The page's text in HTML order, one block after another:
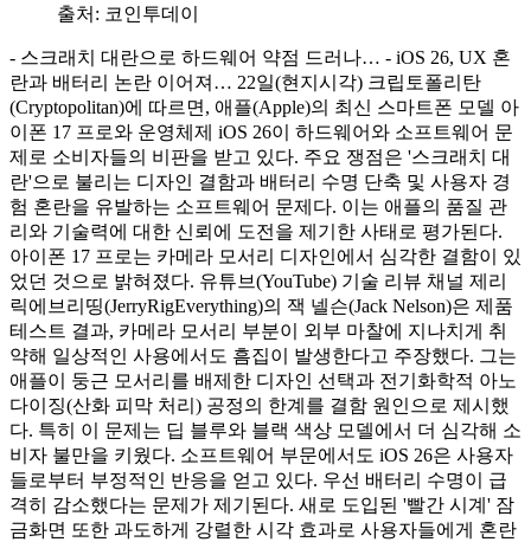
출처: 코인투데이
- 스크래치 대란으로 하드웨어 약점 드러나… - iOS 26, UX 혼
란과 배터리 논란 이어져… 22일(현지시각) 크립토폴리탄
(Cryptopolitan)에 따르면, 애플(Apple)의 최신 스마트폰 모델 아
이폰 17 프로와 운영체제 iOS 26이 하드웨어와 소프트웨어 문
제로 소비자들의 비판을 받고 있다. 주요 쟁점은 '스크래치 대
란'으로 불리는 디자인 결함과 배터리 수명 단축 및 사용자 경
험 혼란을 유발하는 소프트웨어 문제다. 이는 애플의 품질 관
리와 기술력에 대한 신뢰에 도전을 제기한 사태로 평가된다.
아이폰 17 프로는 카메라 모서리 디자인에서 심각한 결함이 있
었던 것으로 밝혀졌다. 유튜브(YouTube) 기술 리뷰 채널 제리
릭에브리띵(JerryRigEverything)의 잭 넬슨(Jack Nelson)은 제품
테스트 결과, 카메라 모서리 부분이 외부 마찰에 지나치게 취
약해 일상적인 사용에서도 흠집이 발생한다고 주장했다. 그는
애플이 둥근 모서리를 배제한 디자인 선택과 전기화학적 아노
다이징(산화 피막 처리) 공정의 한계를 결함 원인으로 제시했
다. 특히 이 문제는 딥 블루와 블랙 색상 모델에서 더 심각해 소
비자 불만을 키웠다. 소프트웨어 부문에서도 iOS 26은 사용자
들로부터 부정적인 반응을 얻고 있다. 우선 배터리 수명이 급
격히 감소했다는 문제가 제기된다. 새로 도입된 '빨간 시계' 잠
금화면 또한 과도하게 강렬한 시각 효과로 사용자들에게 혼란